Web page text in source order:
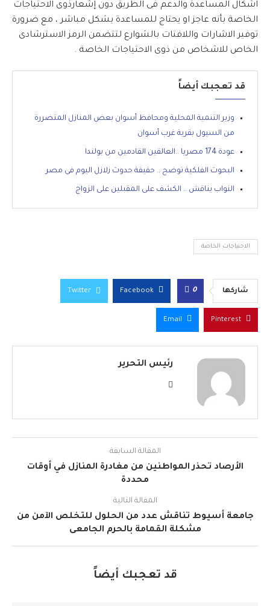
اشكال المساعدة والدعم فى الطريق دون إشعارذوى الاحتياجات
الخاصة بأنه عاجز او يحتاج للمساعدة بشكل مباشر ، مع ضرورة
توفير الاشارات واللافتات بالشوارع لتتضمن الرمز الاسترشادى
الخاص للاشخاص من ذوى الاحتياجات الخاصة .
قد تعجبك أيضاً
وزير التنمية المحلية ومحافظ أسوان بعض المنازل المتضررة
من السيول بقرية غرب أسوان
عودة 174 مصريا ..العالقين القادمين من بولندا
البحوث الفلكية توضح .. حقيقة حدوث زلازل اليوم فى مصر
النواب يناقش .. الكشف على المقبلين على الزواج
الاحتياجات الخاصة
شاركها 0
Facebook
Twitter
Pinterest
Email
رئيس التحرير
المقالة السابقة
الأرصاد تحذر المواطنين من مغادرة المنازل في أوقات
محددة
المقالة التالية
جامعة أسيوط تناقش عدد من الحلول للتخلص الآمن من
مشكلة القمامة بالحرم الجامعى
قد تعجبك أيضاً